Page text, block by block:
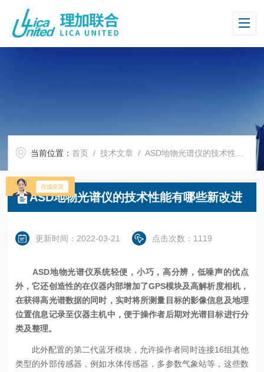
当前位置：首页 /技术文章 / ASD地物光谱仪的技术性能有哪些新改进
ASD地物光谱仪的技术性能有哪些新改进
更新时间：2022-03-21 点击次数：1119
ASD地物光谱仪系统轻便，小巧，高分辨，低噪声的优点
外，它还创造性的在仪器内部增加了GPS模块及高解析度相机，
在获得高光谱数据的同时，实时将所测量目标的影像信息及地理
位置信息记录至仪器主机中，便于操作者后期对光谱目标进行分
类及整理。
此外配置的第二代蓝牙模块，允许操作者同时连接16组其他
类型的外部传感器，例如水体传感器，多参数气象站等，这些数